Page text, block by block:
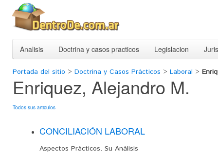
Analisis Doctrina y casos practicos Legislacion
Portada del sitio > Doctrina y Casos Prácticos > Laboral >
Enriquez, Alejandro M.
Todos sus articulos
CONCILIACIÓN LABORAL
Aspectos Prácticos. Su Análisis